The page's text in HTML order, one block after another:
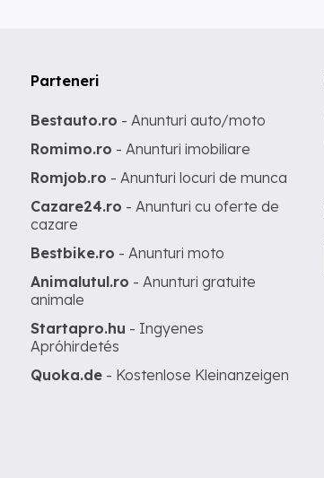
Parteneri
Bestauto.ro - Anunturi auto/moto
Romimo.ro - Anunturi imobiliare
Romjob.ro - Anunturi locuri de munca
Cazare24.ro - Anunturi cu oferte de
cazare
Bestbike.ro - Anunturi moto
Animalutul.ro - Anunturi gratuite
animale
Startapro.hu - Ingyenes
Apróhirdetés
Quoka.de - Kostenlose Kleinanzeigen